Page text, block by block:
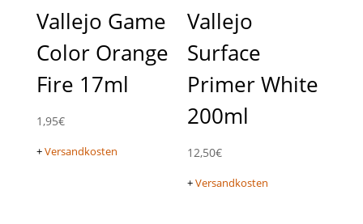
Vallejo Game
Color Orange
Fire 17ml
1,95€
+Versandkosten
Vallejo
Surface
Primer White
200ml
12,50€
+Versandkosten